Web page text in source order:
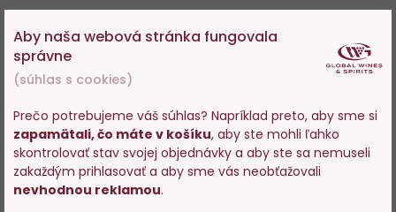
Aby naša webová stránka fungovala
správne
(súhlas s cookies)
Prečo potrebujeme váš súhlas? Napríklad preto, aby sme si
zapamätali, čo máte v košíku, aby ste mohli ľahko
skontrolovať stav svojej objednávky a aby ste sa nemuseli
zakaždým prihlasovať a aby sme vás neobťažovali
nevhodnou reklamou.
Vstupujete na stránky s
predajom alkoholu. Prosím
potvrďte, že Vám už bolo 18